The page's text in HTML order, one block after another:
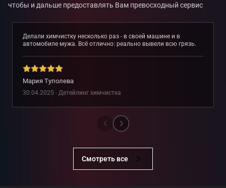
чтобы и дальше предоставлять Вам превосходный сервис
Делали химчистку несколько раз - в своей машине и в
автомобиле мужа. Всё отлично: реально вывели всю грязь.
Мария Туполева
30.04.2025 ∙ Детейлинг химчистка
Смотреть все